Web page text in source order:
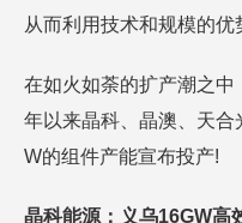
从而利用技术和规模的优
在如火如荼的扩产潮之
年以来晶科、晶澳、天
W的组件产能宣布投产!
晶科能源：义乌16GW高